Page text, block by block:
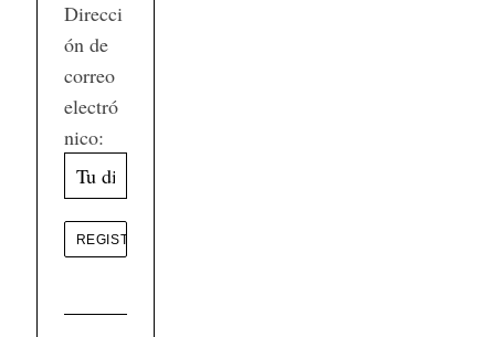
Direcci
ón de
correo
electró
nico: